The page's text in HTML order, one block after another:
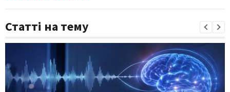
Статті на тему